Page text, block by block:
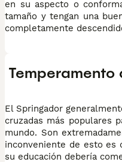
en su aspecto o
tamaño y tengan una
completamente
El Springador
cruzadas más populares
mundo. Son
inconveniente de esto es
su educación debería